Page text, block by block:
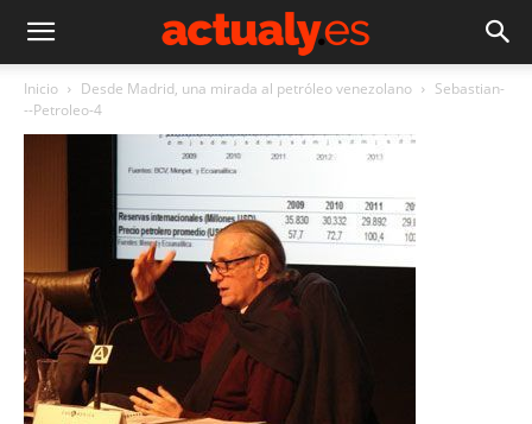
Inicio Desde Madrid, una mirada al petróleo venezolano
Sebastian-
--Petroleo-4